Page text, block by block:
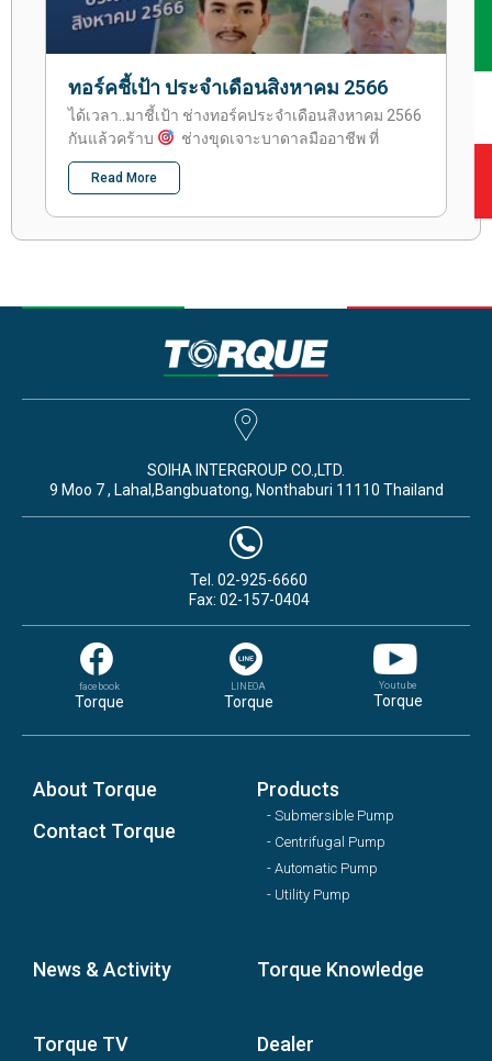
ทอร์คชี้เป้า ประจำเดือนสิงหาคม 2566
ได้เวลา..มาชี้เป้า ช่างทอร์คประจำเดือนสิงหาคม 2566
กันแล้วคร้าบ
ช่างขุดเจาะบาดาลมืออาชีพ ที่
Read More
SOIHA INTERGROUP CO.,LTD.
9 Moo 7 , Lahal,Bangbuatong, Nonthaburi 11110 Thailand
Tel. 02-925-6660
Fax: 02-157-0404
facebook
Torque
LINEOA
Torque
Youtube
Torque
About Torque
Contact Torque
Products
- Submersible Pump
- Centrifugal Pump
- Automatic Pump
- Utility Pump
News & Activity Torque Knowledge
Torque TV Dealer